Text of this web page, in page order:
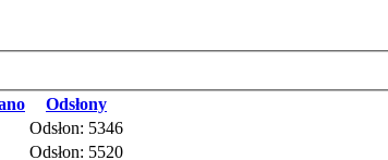
Odsłony
Odsłon: 5346
Odsłon: 5520